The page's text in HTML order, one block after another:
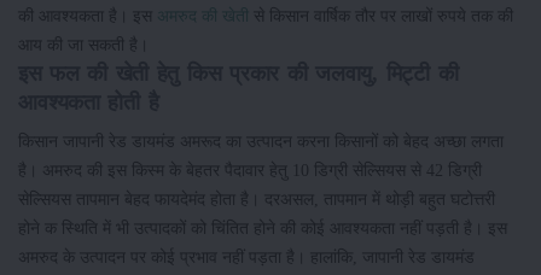
की आवश्यकता है। इस
अमरुद की खेती
से किसान वार्षिक तौर पर लाखों रुपये तक की
आय की जा सकती है।
किसान जापानी रेड डायमंड अमरूद का उत्पादन करना किसानों को बेहद अच्छा लगता
है। अमरुद की इस किस्म के बेहतर पैदावार हेतु 10 डिग्री सेल्सियस से 42 डिग्री
सेल्सियस तापमान बेहद फायदेमंद होता है। दरअसल, तापमान में थोड़ी बहुत घटोत्तरी
होने क स्थिति में भी उत्पादकों को चिंतित होने की कोई आवश्यकता नहीं पड़ती है। इस
अमरुद के उत्पादन पर कोई प्रभाव नहीं पड़ता है। हालांकि, जापानी रेड डायमंड